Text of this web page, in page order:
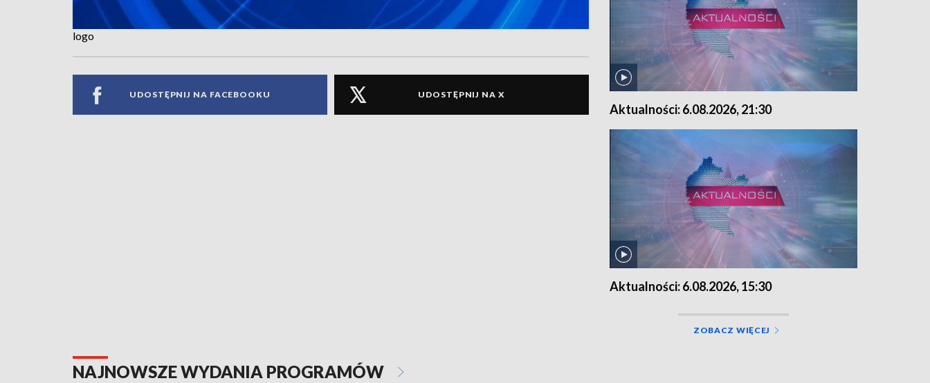
logo
UDOSTĘPNIJ NA FACEBOOKU UDOSTĘPNIJ NA X
Aktualności: 6.08.2026, 21:30
Aktualności: 6.08.2026, 15:30
ZOBACZ WIĘCEJ
NAJNOWSZE WYDANIA PROGRAMÓW